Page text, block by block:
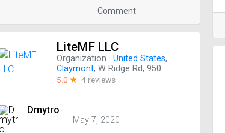
Comment
LiteMF LLC
Organization · United States,
Claymont, W Ridge Rd, 950
5.0 ☆ 4 reviews
Dmytro
May 7, 2020